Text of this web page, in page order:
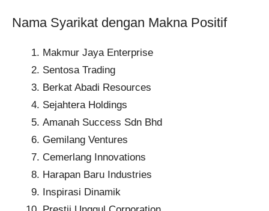
Nama Syarikat dengan Makna Positif
Makmur Jaya Enterprise
Sentosa Trading​
Berkat Abadi Resources​
Sejahtera Holdings​
Amanah Success Sdn Bhd
Gemilang Ventures​
Cemerlang Innovations
Harapan Baru Industries​
Inspirasi Dinamik​